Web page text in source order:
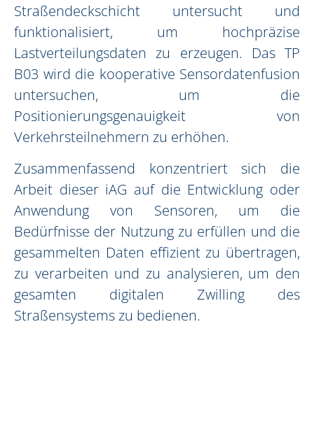
Straßendeckschicht untersucht und
funktionalisiert, um hochpräzise
Lastverteilungsdaten zu erzeugen. Das TP
B03 wird die kooperative Sensordatenfusion
untersuchen, um die
Positionierungsgenauigkeit von
Verkehrsteilnehmern zu erhöhen.
Zusammenfassend konzentriert sich die
Arbeit dieser iAG auf die Entwicklung oder
Anwendung von Sensoren, um die
Bedürfnisse der Nutzung zu erfüllen und die
gesammelten Daten effizient zu übertragen,
zu verarbeiten und zu analysieren, um den
gesamten digitalen Zwilling des
Straßensystems zu bedienen.